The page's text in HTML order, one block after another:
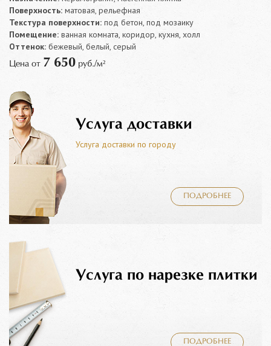
Поверхность: матовая, рельефная
Текстура поверхности: под бетон, под мозаику
Помещение: ванная комната, коридор, кухня, холл
Оттенок: бежевый, белый, серый
Цена от 7 650 руб./м²
Услуга доставки
Услуга доставки по городу
ПОДРОБНЕЕ
Услуга по нарезке плитки
ПОДРОБНЕЕ